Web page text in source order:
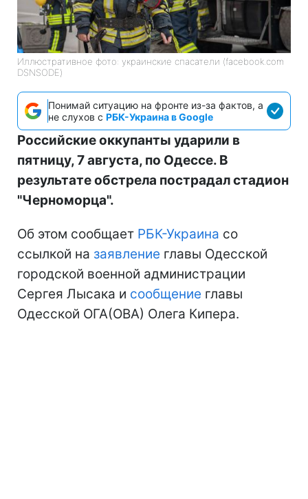
Иллюстративное фото: украинские спасатели (facebook.com
DSNSODE)
Понимай ситуацию на фронте из-за фактов, а
не слухов с РБК-Украина в Google
Российские оккупанты ударили в
пятницу, 7 августа, по Одессе. В
результате обстрела пострадал стадион
"Черноморца".
Об этом сообщает РБК-Украина со
ссылкой на заявление главы Одесской
городской военной администрации
Сергея Лысака и сообщение главы
Одесской ОГА(ОВА) Олега Кипера.